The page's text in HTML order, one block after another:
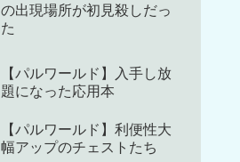
の出現場所が初見殺しだっ
た
【パルワールド】入手し放
題になった応用本
【パルワールド】利便性大
幅アップのチェストたち